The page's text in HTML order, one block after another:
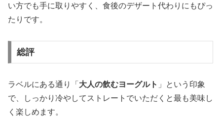
い方でも手に取りやすく、食後のデザート代わりにもぴっ
たりです。
総評
ラベルにある通り「 大人の飲むヨーグルト 」という印象
で、しっかり冷やしてストレートでいただくと最も美味し
く楽しめます。